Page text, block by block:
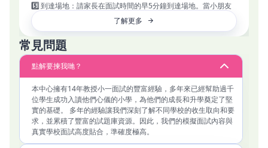
⭐ 情景解難能力
⭐ 聆聽指示能力
⭐ 作答態度和面試禮儀
⭐ 社交能力
❗❗模擬面試結束後我們會提供詳細的評估報告、小組面見錄影及即
時報告講解，讓家長更好地了解孩子的表現。評估報告將分析小
5️⃣到達場地：請家長在面試時間的早5分鐘到達場地。當小朋友
進入面試中心後，請家長離開，並在1小時後回來接小朋友。
6️⃣小組面試錄影：面試後，家長將通過WhatsApp收到出席組別
的小組面試錄影。請確保您提供的電話號碼正確，並能接收
WhatsApp訊息。由於老師需要時間整理評估資料，恕未能現場
提供即時回饋。如果您有任何疑問或查詢，請隨時在WhatsApp
上留言，我們的老師會盡快回覆。
7️⃣為了確保面試流程的順利進行，我們希望家長能理解一旦預約
成功後，無法更改面試時間，敬請家長見諒。如有任何爭議，本
中心保留最終決定權，包括隨時暫停、更改或終止活動或其條款
及細則。
8️⃣惡劣天氣安排： 中心會順延模擬面試（日子待定）
了解更多
常見問題
點解要揀我哋？
本中心擁有14年教授小一面試的豐富經驗，多年來已經幫助過千
位學生成功入讀他們心儀的小學，為他們的成長和升學奠定了堅
實的基礎。 多年的經驗讓我們深刻了解不同學校的收生取向和要
求，並累積了豐富的試題庫資源。因此，我們的模擬面試內容與
真實學校面試高度貼合，準確度極高。